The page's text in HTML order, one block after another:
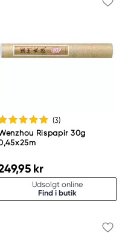
(3)
Rispapir 30g
kr
Udsolgt online
Find i butik